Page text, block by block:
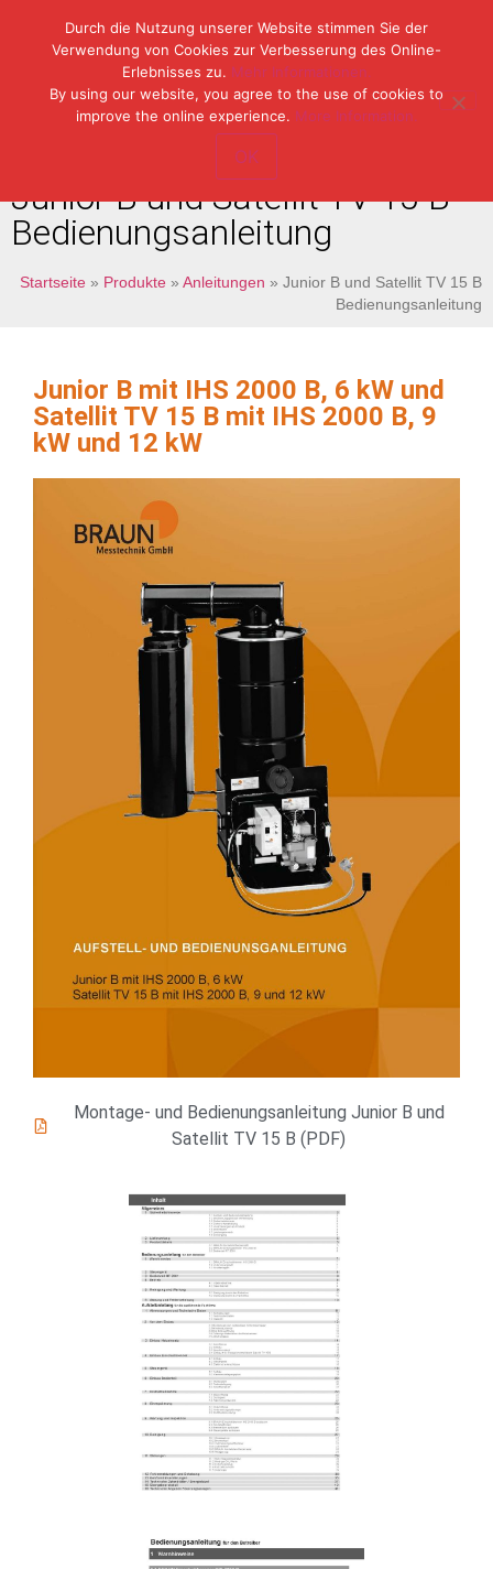
Tel: (49) 07153 / 970 11-0
Fax: (49) 07153 / 382 33
Junior B und Satellit TV 15 B
Bedienungsanleitung
Startseite » Produkte » Anleitungen » Junior B und Satellit TV 15 B
Bedienungsanleitung
Junior B mit IHS 2000 B, 6 kW und
Satellit TV 15 B mit IHS 2000 B, 9
kW und 12 kW
Montage- und Bedienungsanleitung Junior B und
Satellit TV 15 B (PDF)
Durch die Nutzung unserer Website stimmen Sie der
Verwendung von Cookies zur Verbesserung des Online-
Erlebnisses zu. Mehr Informationen.
By using our website, you agree to the use of cookies to
improve the online experience. More Information.
OK